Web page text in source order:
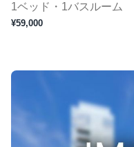
1ベッド・1バスルーム
¥59,000